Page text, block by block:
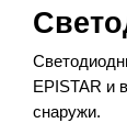
EPISTAR и
снаружи.